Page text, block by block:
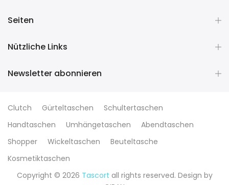
Seiten
Nützliche Links
Newsletter abonnieren
Clutch Gürteltaschen
Schultertaschen
Handtaschen
Umhängetaschen
Abendtaschen
Shopper
Wickeltaschen
Beuteltasche
Kosmetiktaschen
Copyright © 2026 Tascort all rights reserved. Design by